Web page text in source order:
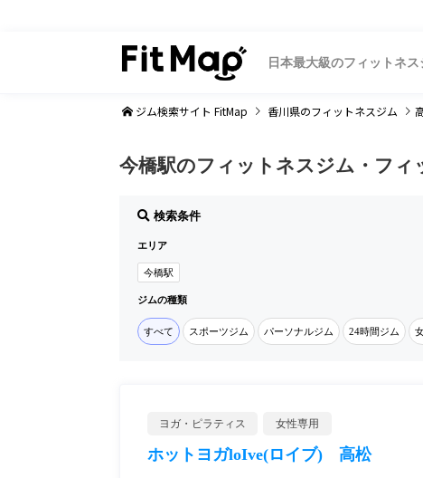
日本最大級のフィットネス
ジム検索サイト FitMap 香川県のフィットネスジム
今橋駅のフィットネスジム・フィ
検索条件
エリア
今橋駅
ジムの種類
すべて スポーツジム パーソナルジム 24時間ジム
ヨガ・ピラティス 女性専用
ホットヨガloIve(ロイブ) 高松